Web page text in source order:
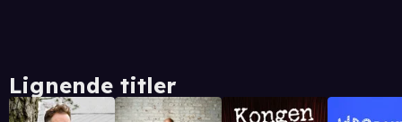
Lignende titler